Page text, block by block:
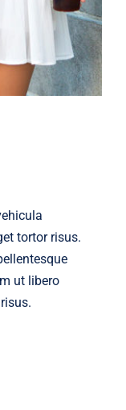
tortor risus.
ut libero